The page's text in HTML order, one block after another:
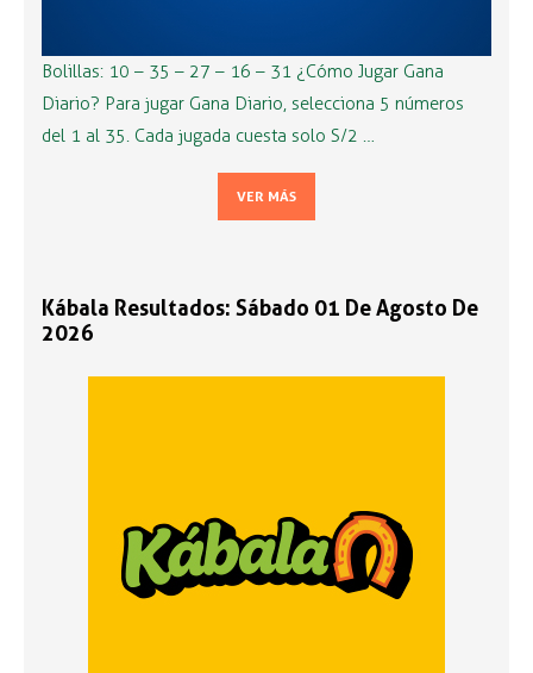
Bolillas: 10 – 35 – 27 – 16 – 31 ¿Cómo Jugar Gana
Diario? Para jugar Gana Diario, selecciona 5 números
del 1 al 35. Cada jugada cuesta solo S/2 …
VER MÁS
Kábala Resultados: Sábado 01 De Agosto De
2026